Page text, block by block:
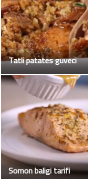
Tatli patates guveci
Somon baligi tarifi